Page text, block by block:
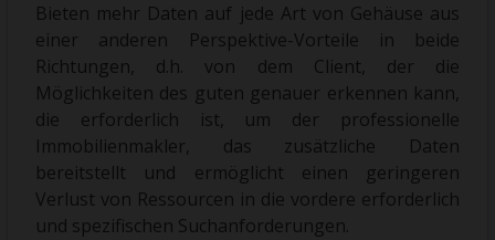
Bieten mehr Daten auf jede Art von Gehäuse aus
einer anderen Perspektive-Vorteile in beide
Richtungen, d.h. von dem Client, der die
Möglichkeiten des guten genauer erkennen kann,
die erforderlich ist, um der professionelle
Immobilienmakler, das zusätzliche Daten
bereitstellt und ermöglicht einen geringeren
Verlust von Ressourcen in die vordere erforderlich
und spezifischen Suchanforderungen.